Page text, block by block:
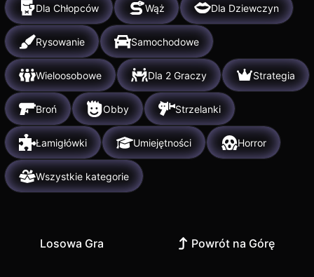
Dla Chłopców Wąż Dla Dziewczyn
Rysowanie Samochodowe
Wieloosobowe Dla 2 Graczy Strategia
Broń Obby Strzelanki
Łamigłówki Umiejętności Horror
Wszystkie kategorie
Losowa Gra Powrót na Górę